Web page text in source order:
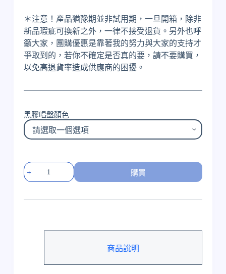
＊注意！產品猶豫期並非試用期，一旦開箱，除非
新品瑕疵可換新之外，一律不接受退貨。另外也呼
籲大家，團購優惠是靠著我的努力與大家的支持才
爭取到的，若你不確定是否真的要，請不要購買，
以免高退貨率造成供應商的困擾。
黑膠唱盤顏色
嚴
選
膠
購買
商品說明